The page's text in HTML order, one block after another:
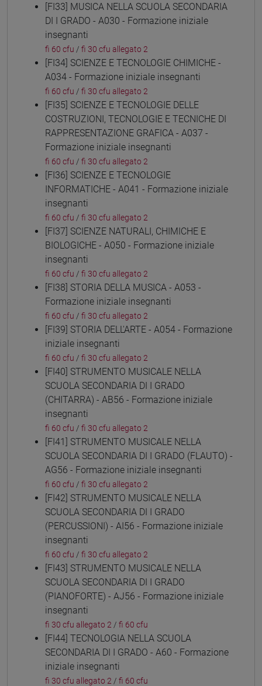
[FI33] MUSICA NELLA SCUOLA SECONDARIA
DI I GRADO - A030 - Formazione iniziale
insegnanti
fi 60 cfu / fi 30 cfu allegato 2
[FI34] SCIENZE E TECNOLOGIE CHIMICHE -
A034 - Formazione iniziale insegnanti
fi 60 cfu / fi 30 cfu allegato 2
[FI35] SCIENZE E TECNOLOGIE DELLE
COSTRUZIONI, TECNOLOGIE E TECNICHE DI
RAPPRESENTAZIONE GRAFICA - A037 -
Formazione iniziale insegnanti
fi 60 cfu / fi 30 cfu allegato 2
[FI36] SCIENZE E TECNOLOGIE
INFORMATICHE - A041 - Formazione iniziale
insegnanti
fi 60 cfu / fi 30 cfu allegato 2
[FI37] SCIENZE NATURALI, CHIMICHE E
BIOLOGICHE - A050 - Formazione iniziale
insegnanti
fi 60 cfu / fi 30 cfu allegato 2
[FI38] STORIA DELLA MUSICA - A053 -
Formazione iniziale insegnanti
fi 60 cfu / fi 30 cfu allegato 2
[FI39] STORIA DELL'ARTE - A054 - Formazione
iniziale insegnanti
fi 60 cfu / fi 30 cfu allegato 2
[FI40] STRUMENTO MUSICALE NELLA
SCUOLA SECONDARIA DI I GRADO
(CHITARRA) - AB56 - Formazione iniziale
insegnanti
fi 60 cfu / fi 30 cfu allegato 2
[FI41] STRUMENTO MUSICALE NELLA
SCUOLA SECONDARIA DI I GRADO (FLAUTO) -
AG56 - Formazione iniziale insegnanti
fi 60 cfu / fi 30 cfu allegato 2
[FI42] STRUMENTO MUSICALE NELLA
SCUOLA SECONDARIA DI I GRADO
(PERCUSSIONI) - AI56 - Formazione iniziale
insegnanti
fi 60 cfu / fi 30 cfu allegato 2
[FI43] STRUMENTO MUSICALE NELLA
SCUOLA SECONDARIA DI I GRADO
(PIANOFORTE) - AJ56 - Formazione iniziale
insegnanti
fi 30 cfu allegato 2 / fi 60 cfu
[FI44] TECNOLOGIA NELLA SCUOLA
SECONDARIA DI I GRADO - A60 - Formazione
iniziale insegnanti
fi 30 cfu allegato 2 / fi 60 cfu